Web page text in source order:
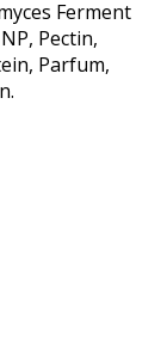
Ferment
Pectin,
Parfum,